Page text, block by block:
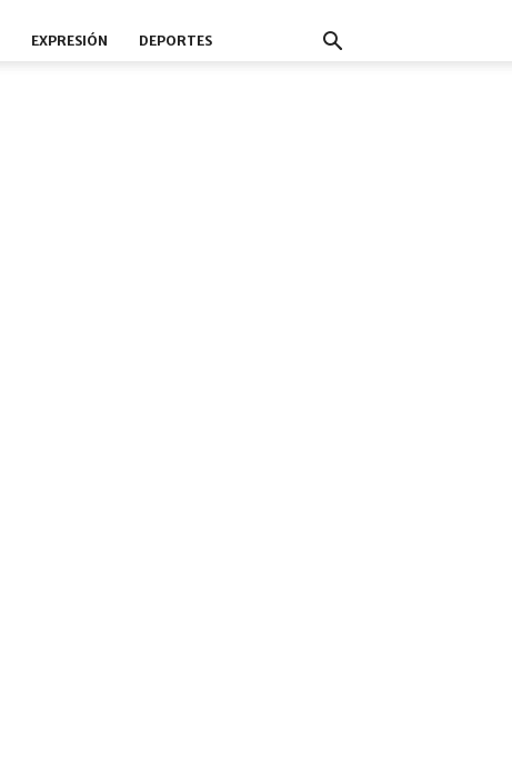
EXPRESIÓN DEPORTES